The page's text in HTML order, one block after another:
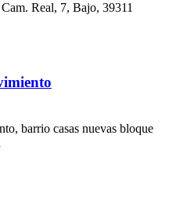
Real, 7, Bajo, 39311
barrio casas nuevas bloque